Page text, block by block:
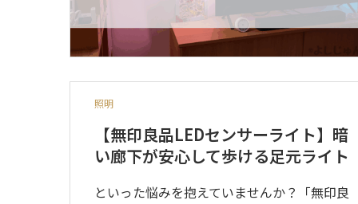
照明
【無印良品LEDセンサーライト】暗
い廊下が安心して歩ける足元ライト
といった悩みを抱えていませんか？「無印良